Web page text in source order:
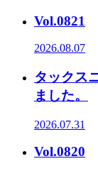
Vol.0821
2026.08.07
タックス
ました。
2026.07.31
Vol.0820